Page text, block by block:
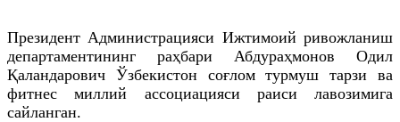
Президент Администрацияси Ижтимоий ривожланиш
департаментининг раҳбари Абдураҳмонов Одил
Қаландарович Ўзбекистон соғлом турмуш тарзи ва
фитнес миллий ассоциацияси раиси лавозимига
сайланган.